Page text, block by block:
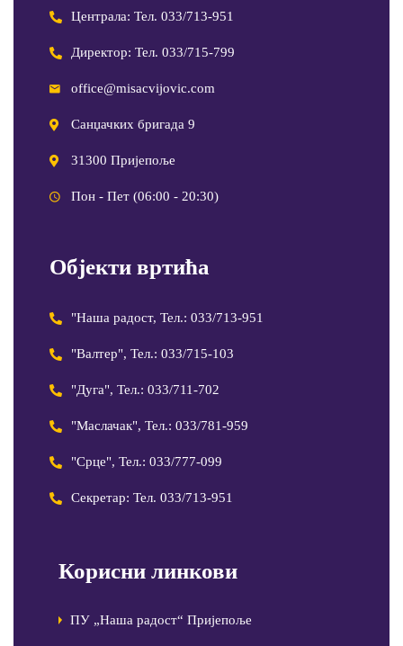
Централа: Тел. 033/713-951
Директор: Тел. 033/715-799
office@misacvijovic.com
Санџачких бригада 9
31300 Пријепоље
Пон - Пет (06:00 - 20:30)
Објекти вртића
"Наша радост, Тел.: 033/713-951
"Валтер", Тел.: 033/715-103
"Дуга", Тел.: 033/711-702
"Маслачак", Тел.: 033/781-959
"Срце", Тел.: 033/777-099
Секретар: Тел. 033/713-951
Корисни линкови
ПУ „Наша радост“ Пријепоље